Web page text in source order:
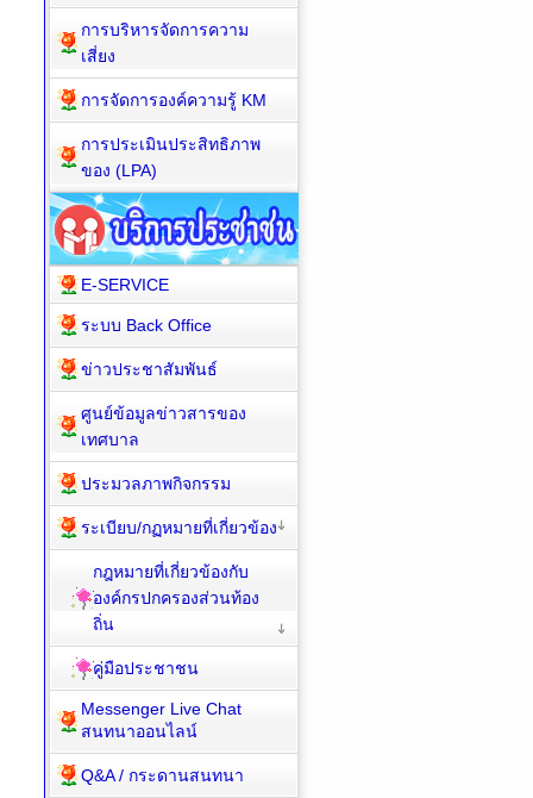
การบริหารจัดการความ
เสี่ยง
การจัดการองค์ความรู้ KM
การประเมินประสิทธิภาพ
ของ (LPA)
E-SERVICE
ระบบ Back Office
ข่าวประชาสัมพันธ์
ศูนย์ข้อมูลข่าวสารของ
เทศบาล
ประมวลภาพกิจกรรม
ระเบียบ/กฏหมายที่เกี่ยวข้อง
กฎหมายที่เกี่ยวข้องกับ
องค์กรปกครองส่วนท้อง
ถิ่น
คู่มือประชาชน
Messenger Live Chat
สนทนาออนไลน์
Q&A / กระดานสนทนา